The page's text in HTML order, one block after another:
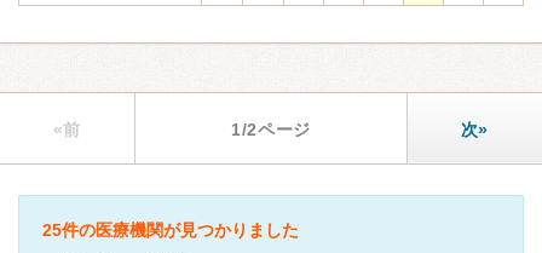
«前 1/2ページ 次»
25件の医療機関が見つかりました